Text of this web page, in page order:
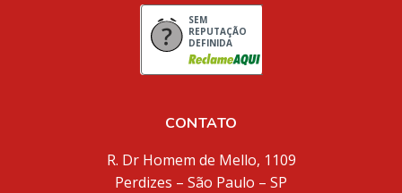
SEM
REPUTAÇÃO
DEFINIDA
CONTATO
R. Dr Homem de Mello, 1109
Perdizes – São Paulo – SP